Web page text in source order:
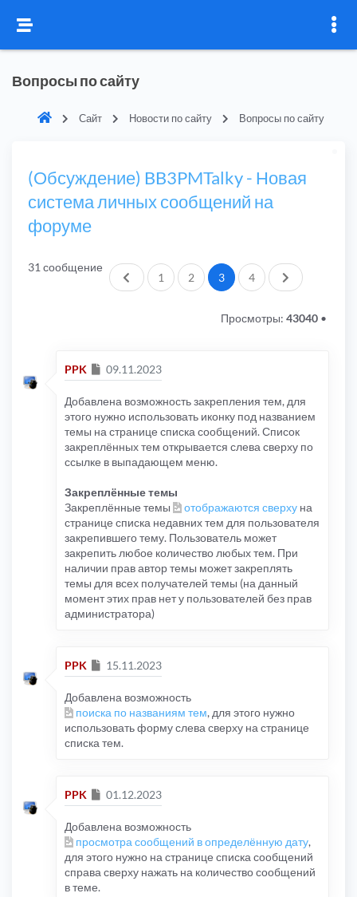
Вопросы по сайту
Сайт Новости по сайту Вопросы по сайту
(Обсуждение) BB3PMTalky - Новая
система личных сообщений на
форуме
31 сообщение
Пред.1 2 3 4 След.
Просмотры: 43040 •
PPK Сообщение
09.11.2023
Добавлена возможность закрепления тем, для
этого нужно использовать иконку под названием
темы на странице списка сообщений. Список
закреплённых тем открывается слева сверху по
ссылке в выпадающем меню.
Закреплённые темы
Закреплённые темы
отображаются сверху на
странице списка недавних тем для пользователя
закрепившего тему. Пользователь может
закрепить любое количество любых тем. При
наличии прав автор темы может закреплять
темы для всех получателей темы (на данный
момент этих прав нет у пользователей без прав
администратора)
PPK Сообщение
15.11.2023
Добавлена возможность
поиска по названиям тем, для этого нужно
использовать форму слева сверху на странице
списка тем.
PPK Сообщение
01.12.2023
Добавлена возможность
просмотра сообщений в определённую дату,
для этого нужно на странице списка сообщений
справа сверху нажать на количество сообщений
в теме.